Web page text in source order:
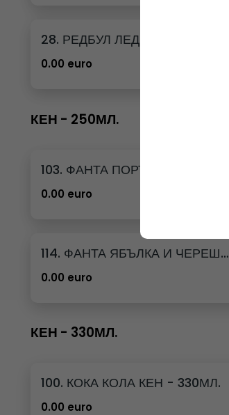
28. РЕДБУЛ ЛЕДЕНА ВАНИЛИЯ
0.00 euro
КЕН - 250МЛ.
0.00 euro
114. ФАНТА ЯБЪЛКА И ЧЕРЕША КЕН - 250МЛ.
0.00 euro
КЕН - 330МЛ.
100. КОКА КОЛА КЕН - 330МЛ.
0.00 euro